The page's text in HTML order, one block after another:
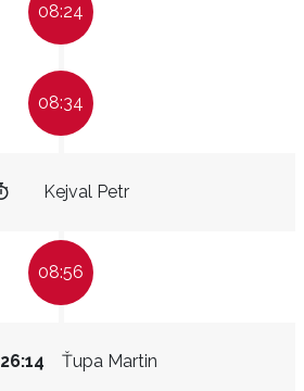
08:24
08:34
Kejval Petr
08:56
Ťupa Martin
26:14